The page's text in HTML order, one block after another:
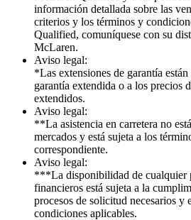
información detallada sobre las
criterios y los términos y
Qualified, comuníquese con su
McLaren.
Aviso legal:
*Las extensiones de garantía
garantía extendida o a los precios
extendidos.
Aviso legal:
**La asistencia en carretera no
mercados y está sujeta a los
correspondiente.
Aviso legal:
***La disponibilidad de cualquier
financieros está sujeta a la
procesos de solicitud necesarios y
condiciones aplicables.